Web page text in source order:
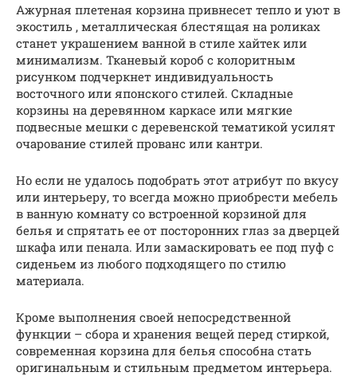
Ажурная плетеная корзина привнесет тепло и уют в
экостиль , металлическая блестящая на роликах
станет украшением ванной в стиле хайтек или
минимализм. Тканевый короб с колоритным
рисунком подчеркнет индивидуальность
восточного или японского стилей. Складные
корзины на деревянном каркасе или мягкие
подвесные мешки с деревенской тематикой усилят
очарование стилей прованс или кантри.
Но если не удалось подобрать этот атрибут по вкусу
или интерьеру, то всегда можно приобрести мебель
в ванную комнату со встроенной корзиной для
белья и спрятать ее от посторонних глаз за дверцей
шкафа или пенала. Или замаскировать ее под пуф с
сиденьем из любого подходящего по стилю
материала.
Кроме выполнения своей непосредственной
функции – сбора и хранения вещей перед стиркой,
современная корзина для белья способна стать
оригинальным и стильным предметом интерьера.